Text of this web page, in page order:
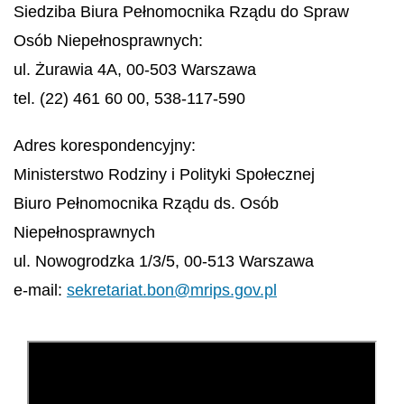
Siedziba Biura Pełnomocnika Rządu do Spraw
Osób Niepełnosprawnych:
ul. Żurawia 4A, 00-503 Warszawa
tel. (22) 461 60 00, 538-117-590
Adres korespondencyjny:
Ministerstwo Rodziny i Polityki Społecznej
Biuro Pełnomocnika Rządu ds. Osób
Niepełnosprawnych
ul. Nowogrodzka 1/3/5, 00-513 Warszawa
e-mail: sekretariat.bon@mrips.gov.pl